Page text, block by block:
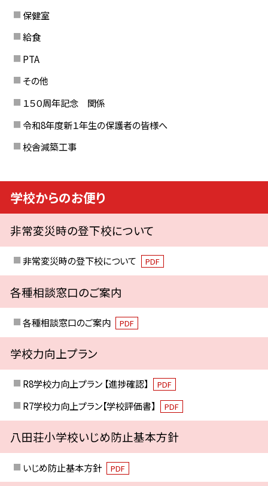
保健室
給食
PTA
その他
１５０周年記念 関係
令和8年度新１年生の保護者の皆様へ
校舎減築工事
学校からのお便り
非常変災時の登下校について
非常変災時の登下校について PDF
各種相談窓口のご案内
各種相談窓口のご案内 PDF
学校力向上プラン
R8学校力向上プラン 【進捗確認】 PDF
R7学校力向上プラン【学校評価書】 PDF
八田荘小学校いじめ防止基本方針
いじめ防止基本方針 PDF